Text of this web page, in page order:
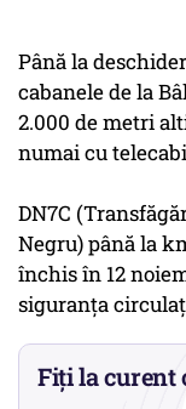
Până la
cabanele de la
2.000 de metri
numai cu
DN7C
Negru) până la
închis în 12
siguranţa
Fiți la curent